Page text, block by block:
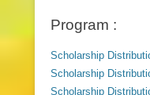
Program :
Scholarship
Scholarship
Scholarship